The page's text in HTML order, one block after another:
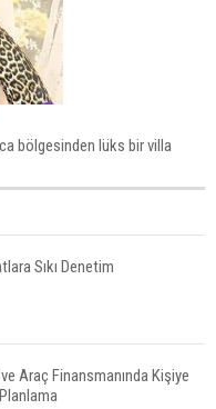
bölgesinden lüks bir villa
Sıkı Denetim
Araç Finansmanında Kişiye